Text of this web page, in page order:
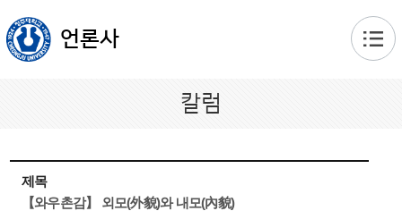
언론사
칼럼
제목
【와우촌감】 외모(外貌)와 내모(內貌)